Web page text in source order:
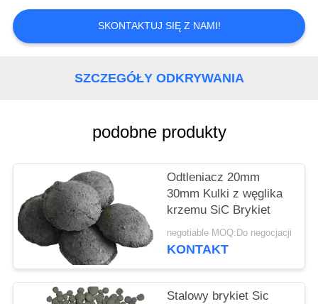
POPROSIĆ
WYCENĘ
AKTUALNOŚCI
SKONTAKTUJ SIĘ Z NAMI!
SZCZEGÓŁY ODKRYWANIA
podobne produkty
Odtleniacz 20mm
30mm Kulki z węglika
krzemu SiC Brykiet
negotiable MOQ:Do negocjacji
KONTAKT
Stalowy brykiet Sic